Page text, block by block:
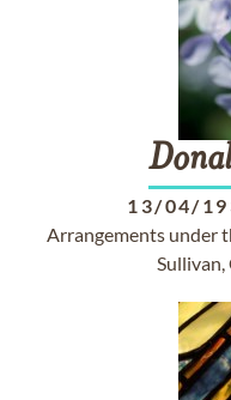
13/04/
Arrangements under